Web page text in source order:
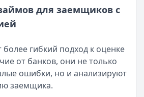
через Госуслуги: где
через Госуслуги ускоряет
2025 г.
от Bigmani Ru: как
одобрении займа от Bigmani
2025 г.
для заемщиков с
гибкий подход к оценке
от банков, они не только
ошибки, но и анализируют
заемщика.